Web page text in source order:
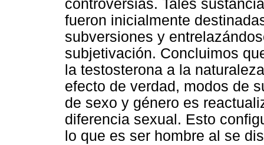
controversias. Tales
fueron inicialmente
subversiones y
subjetivación. Concluimos
la testosterona a la
efecto de verdad, modos de
de sexo y género es
diferencia sexual. Esto
lo que es ser hombre al se